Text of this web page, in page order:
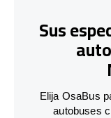
Sus
Elija OsaBus
autobuses